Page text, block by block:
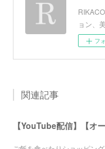
ョン、
フ
関連記事